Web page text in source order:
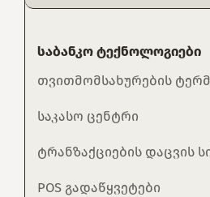
საბანკო ტექნოლოგიები
თვითმომსახურების
საკასო ცენტრი
ტრანზაქციების დაცვის
POS გადაწყვეტები